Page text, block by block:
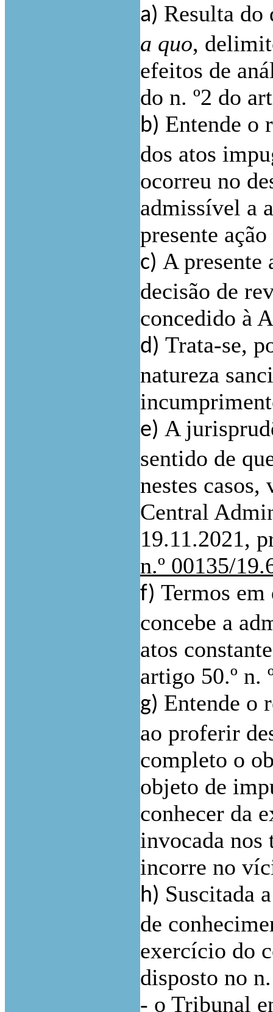
a) Resulta do
a quo,
efeitos de
do n. º2 do
b) Entende o
dos atos
ocorreu no
admissível a
presente
c) A presente
decisão de
concedido à
d) Trata-se,
natureza
e) A
sentido de
nestes
Central
19.11.2021,
n.º 00135/
f) Termos
concebe a
atos
artigo 50.º n.
g) Entende o
ao proferir
completo o
objeto de
conhecer da
invocada nos
incorre no
h) Suscitada
de
exercício do
disposto no
- o Tribunal